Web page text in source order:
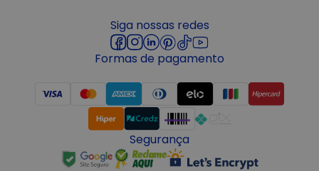
Siga nossas redes
Formas de pagamento
Segurança